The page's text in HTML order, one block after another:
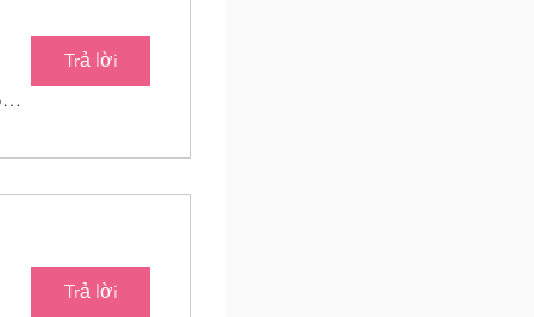
Baton Roots Community Farm
Trả lời
Trả lời